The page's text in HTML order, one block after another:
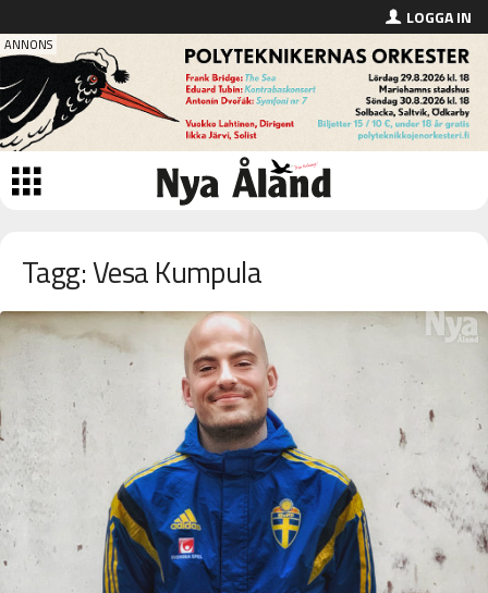
LOGGA IN
Tagg: Vesa Kumpula